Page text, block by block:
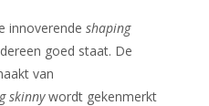
innoverende shaping
goed staat. De
van
skinnywordt gekenmerkt